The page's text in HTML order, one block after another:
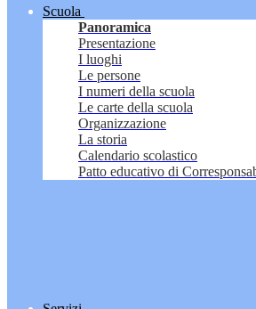
Scuola
Panoramica
Presentazione
I luoghi
Le persone
I numeri della scuola
Le carte della scuola
Organizzazione
La storia
Calendario scolastico
Patto educativo di